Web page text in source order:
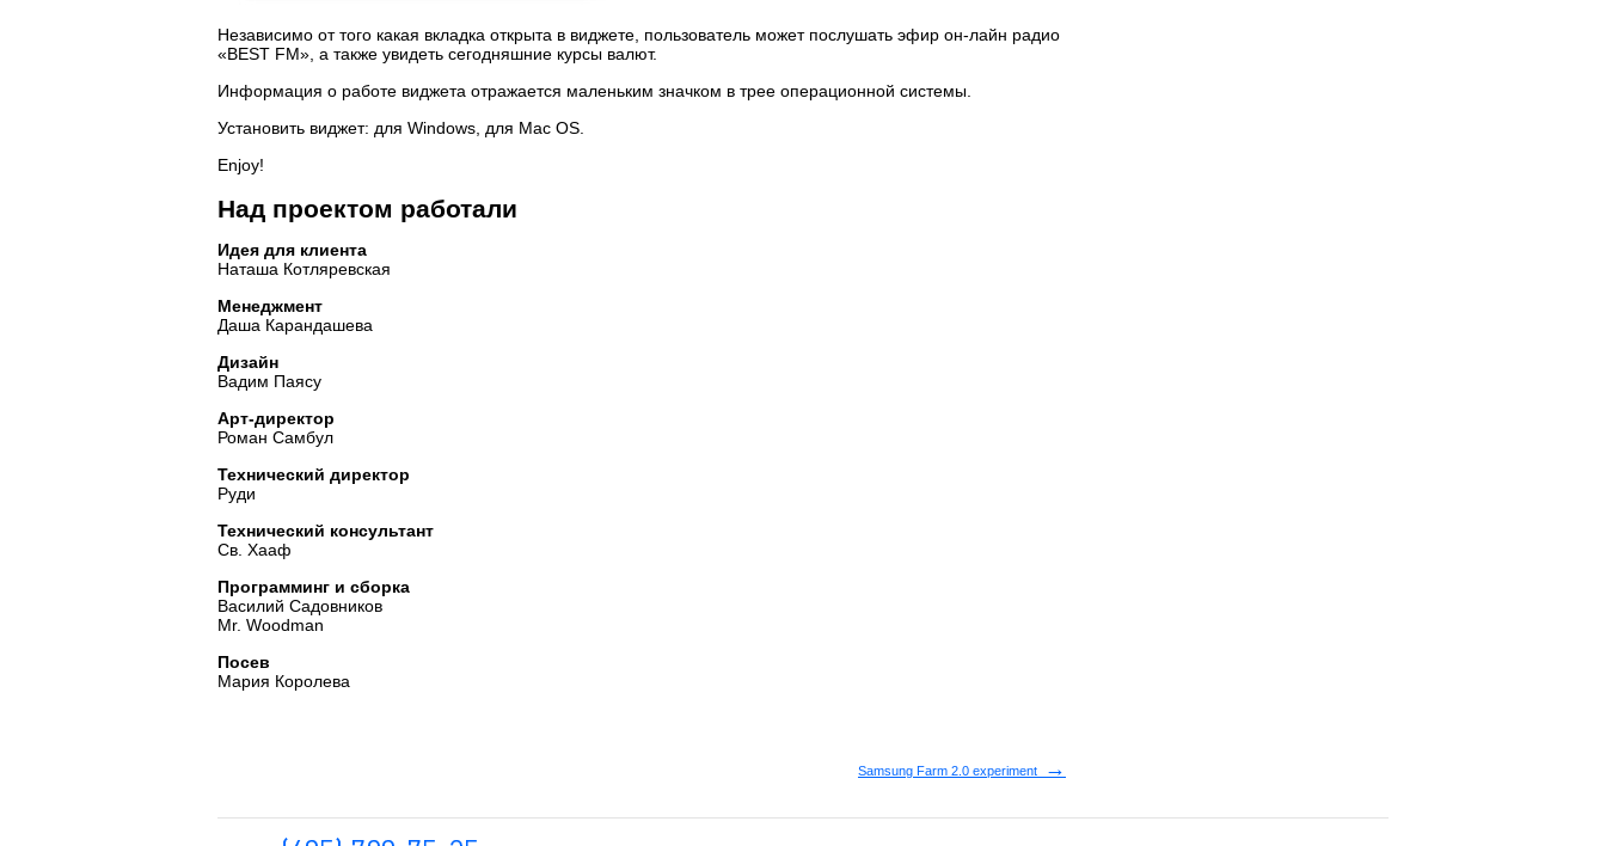
Независимо от того какая вкладка открыта в виджете, пользователь может послушать эфир он-лайн радио
«BEST FM», а также увидеть сегодняшние курсы валют.
Информация о работе виджета отражается маленьким значком в трее операционной системы.
Установить виджет: для Windows, для Mac OS.
Enjoy!
Над проектом работали
Идея для клиента
Наташа Котляревская
Менеджмент
Даша Карандашева
Дизайн
Вадим Паясу
Арт-директор
Роман Самбул
Технический директор
Руди
Технический консультант
Св. Хааф
Программинг и сборка
Василий Садовников
Mr. Woodman
Посев
Мария Королева
Samsung Farm 2.0 experiment →